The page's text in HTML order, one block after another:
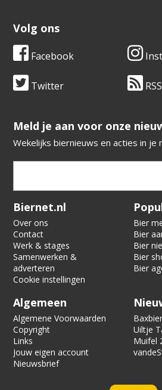
Volg ons
Facebook
Twitter RSS
​​​​​​​Meld je aan voor onze
Wekelijks biernieuws en acties in je
Verification code:
Biernet.nl
Over ons
Contact
Werk & stages
Samenwerken &
adverteren
Cookie instellingen
Bier
Bier
Bier
Bier
Bier
Algemeen
Algemene Voorwaarden
Copyright
Links
Jouw eigen account
Nieuwsbrief
Strata
Uiltje
the
Muifel